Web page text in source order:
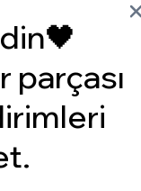
Model Ölçüleri :
Modelin Beden :
Ürün İçeriği : %70
Ürün Boyu : -
parçası